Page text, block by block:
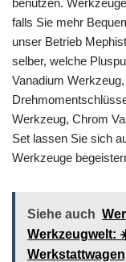
falls Sie mehr
unser Betrieb
selber, welche
Vanadium
Werkzeug, Chrom
Set lassen Sie sich
Werkzeuge
Siehe auch
Werkzeugwelt: